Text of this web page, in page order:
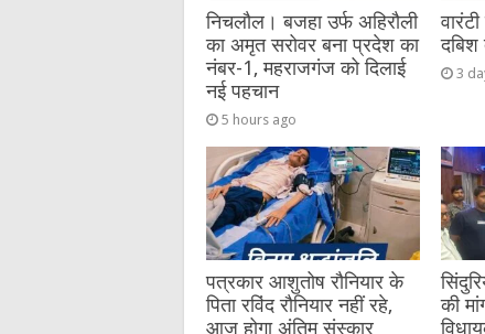
निचलौल। बजहा उर्फ अहिरौली
का अमृत सरोवर बना प्रदेश का
नंबर-1, महराजगंज को दिलाई
नई पहचान
5 hours ago
दबिश
3
पत्रकार आशुतोष रौनियार के
पिता रविंद रौनियार नहीं रहे,
आज होगा अंतिम संस्कार
की